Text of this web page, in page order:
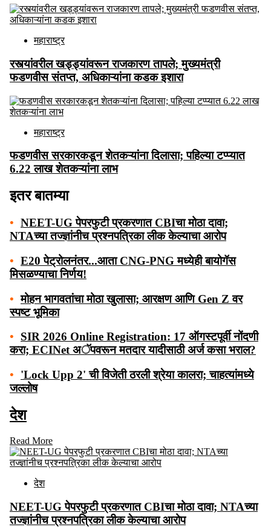
महाराष्ट्र
रस्त्यांवरील खड्ड्यांवरून राजकारण तापले; मुख्यमंत्री
फडणवीस संतप्त, अधिकाऱ्यांना कडक इशारा
महाराष्ट्र
फडणवीस सरकारकडून शेतकऱ्यांना दिलासा; पहिल्या टप्प्यात
6.22 लाख शेतकऱ्यांना लाभ
इतर बातम्या
• NEET-UG पेपरफुटी प्रकरणात CBIचा मोठा दावा;
NTAच्या तज्ज्ञांनीच प्रश्नपत्रिका लीक केल्याचा आरोप
• E20 पेट्रोलनंतर...आता CNG-PNG मध्येही बायोगॅस
मिसळण्याचा निर्णय!
• मोहन भागवतांचा मोठा खुलासा; आरक्षण आणि Gen Z वर
स्पष्ट भूमिका
•
SIR 2026 Online Registration: 17 ऑगस्टपूर्वी नोंदणी
करा; ECINet अॅपवरून मतदार यादीसाठी अर्ज कसा भराल?
•
'Lock Upp 2' ची विजेती ठरली श्रेया कालरा; चाहत्यांमध्ये
जल्लोष
देश
Read More
देश
NEET-UG पेपरफुटी प्रकरणात CBIचा मोठा दावा; NTAच्या
तज्ज्ञांनीच प्रश्नपत्रिका लीक केल्याचा आरोप